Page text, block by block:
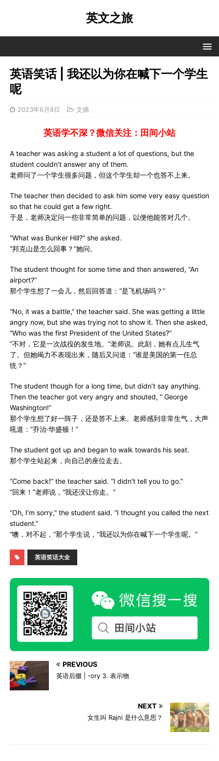
英文之旅
英语笑话 | 我还以为你在喊下一个学生
呢
2023年6月8日 文摘
英语学不深？微信关注：田间小站
A teacher was asking a student a lot of questions, but the
student couldn’t answer any of them.
老师问了一个学生很多问题，但这个学生却一个也答不上来。
The teacher then decided to ask him some very easy question
so that he could get a few right.
于是，老师决定问一些非常简单的问题，以便他能答对几个。
“What was Bunker Hill?” she asked.
“邦克山是怎么回事？”她问。
The student thought for some time and then answered, “An
airport?”
那个学生想了一会儿，然后回答道：“是飞机场吗？”
“No, it was a battle,” the teacher said. She was getting a little
angry now, but she was trying not to show it. Then she asked,
“Who was the first President of the United States?”
“不对，它是一次战役的发生地。”老师说。此刻，她有点儿生气
了。但她竭力不表现出来，随后又问道：“谁是美国的第一任总
统？”
The student though for a long time, but didn’t say anything.
Then the teacher got very angry and shouted, “ George
Washington!”
那个学生想了好一阵子，还是答不上来。老师感到非常生气，大声
吼道：“乔治·华盛顿！”
The student got up and began to walk towards his seat.
那个学生站起来，向自己的座位走去。
“Come back!” the teacher said. “I didn’t tell you to go.”
“回来！”老师说，“我还没让你走。”
“Oh, I’m sorry,” the student said. “I thought you called the next
student.”
“噢，对不起，”那个学生说，“我还以为你在喊下一个学生呢。”
英语笑话大全
PREVIOUS
英语后缀 | -ory 3. 表示物
NEXT
女生叫 Rajni 是什么意思？